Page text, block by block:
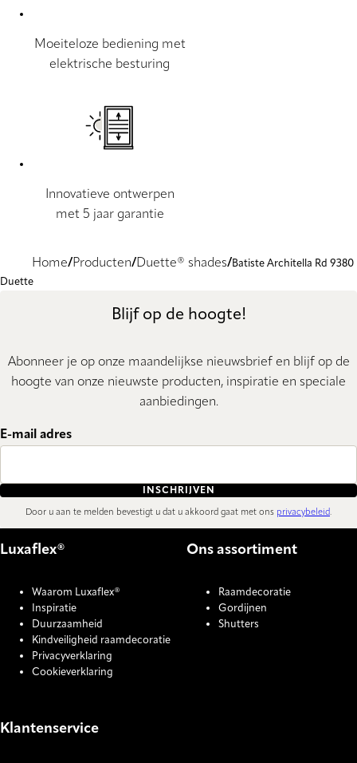
Moeiteloze bediening met
elektrische besturing
Innovatieve ontwerpen
met 5 jaar garantie
Home Producten Duette® shades
Batiste Architella Rd 9380
Duette
Blijf op de hoogte!
Abonneer je op onze maandelijkse nieuwsbrief en blijf op de
hoogte van onze nieuwste producten, inspiratie en speciale
aanbiedingen.
E-mail adres
INSCHRIJVEN
Door u aan te melden bevestigt u dat u akkoord gaat met ons privacybeleid.
Luxaflex®
Waarom Luxaflex®
Inspiratie
Duurzaamheid
Kindveiligheid raamdecoratie
Privacyverklaring
Cookieverklaring
Ons assortiment
Raamdecoratie
Gordijnen
Shutters
Klantenservice